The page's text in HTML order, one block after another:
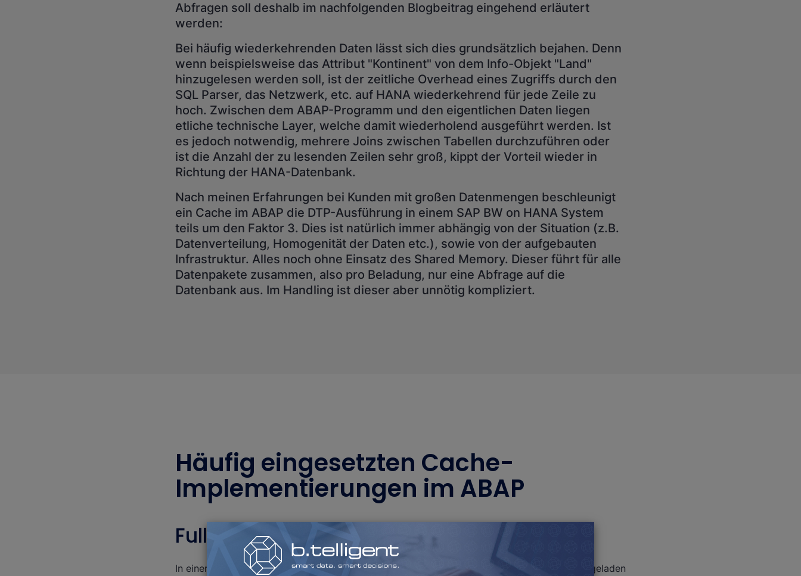
Abfragen soll deshalb im nachfolgenden Blogbeitrag eingehend erläutert
werden:
Bei häufig wiederkehrenden Daten lässt sich dies grundsätzlich bejahen. Denn
wenn beispielsweise das Attribut "Kontinent" von dem Info-Objekt "Land"
hinzugelesen werden soll, ist der zeitliche Overhead eines Zugriffs durch den
SQL Parser, das Netzwerk, etc. auf HANA wiederkehrend für jede Zeile zu
hoch. Zwischen dem ABAP-Programm und den eigentlichen Daten liegen
etliche technische Layer, welche damit wiederholend ausgeführt werden. Ist
es jedoch notwendig, mehrere Joins zwischen Tabellen durchzuführen oder
ist die Anzahl der zu lesenden Zeilen sehr groß, kippt der Vorteil wieder in
Richtung der HANA-Datenbank.
Nach meinen Erfahrungen bei Kunden mit großen Datenmengen beschleunigt
ein Cache im ABAP die DTP-Ausführung in einem SAP BW on HANA System
teils um den Faktor 3. Dies ist natürlich immer abhängig von der Situation (z.B.
Datenverteilung, Homogenität der Daten etc.), sowie von der aufgebauten
Infrastruktur. Alles noch ohne Einsatz des Shared Memory. Dieser führt für alle
Datenpakete zusammen, also pro Beladung, nur eine Abfrage auf die
Datenbank aus. Im Handling ist dieser aber unnötig kompliziert.
Häufig eingesetzten Cache-
Implementierungen im ABAP
Full Table
In einer internen Tabelle wird die gesamte bzw. der notwendige Teil einer Datenbanktabelle geladen